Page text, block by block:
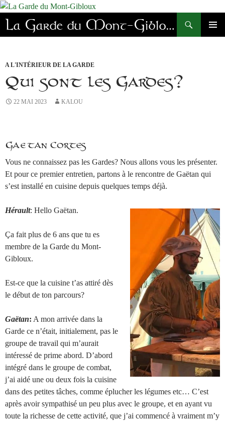
Aller
au
contenu
La Garde du Mont-Gibloux
Recherche
A L'INTÉRIEUR DE LA GARDE
Qui sont les Gardes?
22 MAI 2023 KALOU
Gaëtan Cortes
Vous ne connaissez pas les Gardes? Nous allons vous les présenter.
Et pour ce premier entretien, partons à le rencontre de Gaëtan qui
s’est installé en cuisine depuis quelques temps déjà.
Hérault: Hello Gaëtan.
Ça fait plus de 6 ans que tu es
membre de la Garde du Mont-
Gibloux.
Est-ce que la cuisine t’as attiré dès
le début de ton parcours?
Gaëtan: A mon arrivée dans la
Garde ce n’était, initialement, pas le
groupe de travail qui m’aurait
intéressé de prime abord. D’abord
intégré dans le groupe de combat,
j’ai aidé une ou deux fois la cuisine
dans des petites tâches, comme éplucher les légumes etc… C’est
après avoir sympathisé un peu plus avec le groupe, et en ayant vu
toute la richesse de cette activité, que j’ai commencé à vraiment m’y